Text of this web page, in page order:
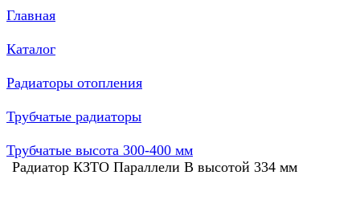
Главная
Каталог
Радиаторы отопления
Трубчатые радиаторы
Трубчатые высота 300-400 мм
Радиатор КЗТО Параллели В высотой 334 мм